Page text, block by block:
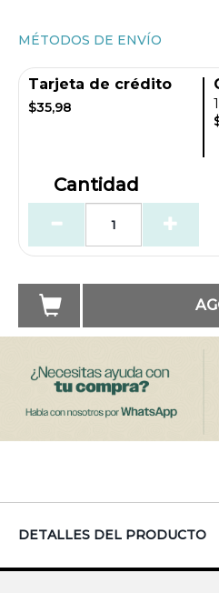
MÉTODOS DE ENVÍO
Tarjeta de crédito
$35,98
Cantidad
DETALLES DEL PRODUCTO